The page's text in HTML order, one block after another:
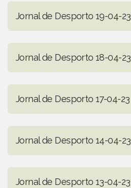
Jornal de Desporto 19-04-23
Jornal de Desporto 18-04-23
Jornal de Desporto 17-04-23
Jornal de Desporto 14-04-23
Jornal de Desporto 13-04-23